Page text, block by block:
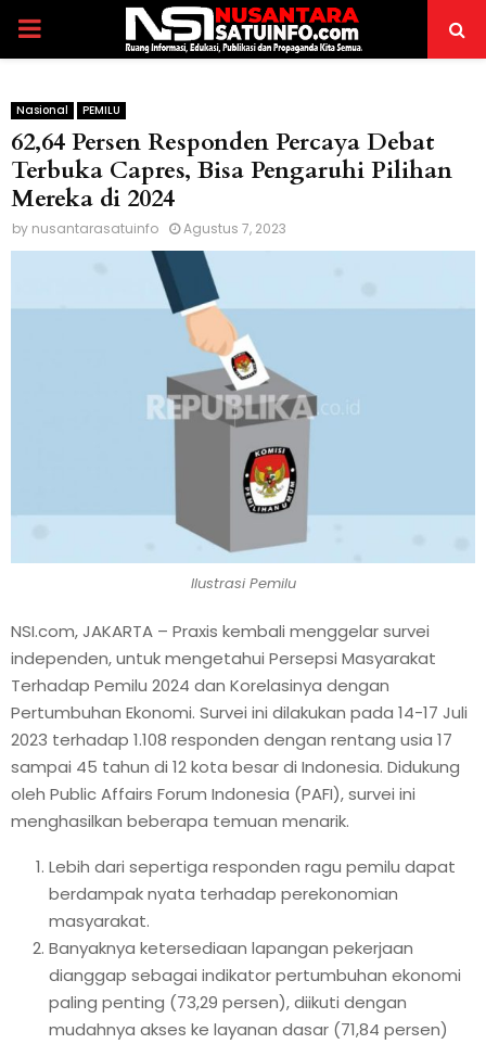
PRIMARY
Nasional PEMILU
62,64 Persen Responden Percaya Debat
Terbuka Capres, Bisa Pengaruhi Pilihan
Mereka di 2024
by nusantarasatuinfo Agustus 7, 2023
Ilustrasi Pemilu
NSI.com, JAKARTA – Praxis kembali menggelar survei
independen, untuk mengetahui Persepsi Masyarakat
Terhadap Pemilu 2024 dan Korelasinya dengan
Pertumbuhan Ekonomi. Survei ini dilakukan pada 14-17 Juli
2023 terhadap 1.108 responden dengan rentang usia 17
sampai 45 tahun di 12 kota besar di Indonesia. Didukung
oleh Public Affairs Forum Indonesia (PAFI), survei ini
menghasilkan beberapa temuan menarik.
Lebih dari sepertiga responden ragu pemilu dapat
berdampak nyata terhadap perekonomian
masyarakat.
Banyaknya ketersediaan lapangan pekerjaan
dianggap sebagai indikator pertumbuhan ekonomi
paling penting (73,29 persen), diikuti dengan
mudahnya akses ke layanan dasar (71,84 persen)